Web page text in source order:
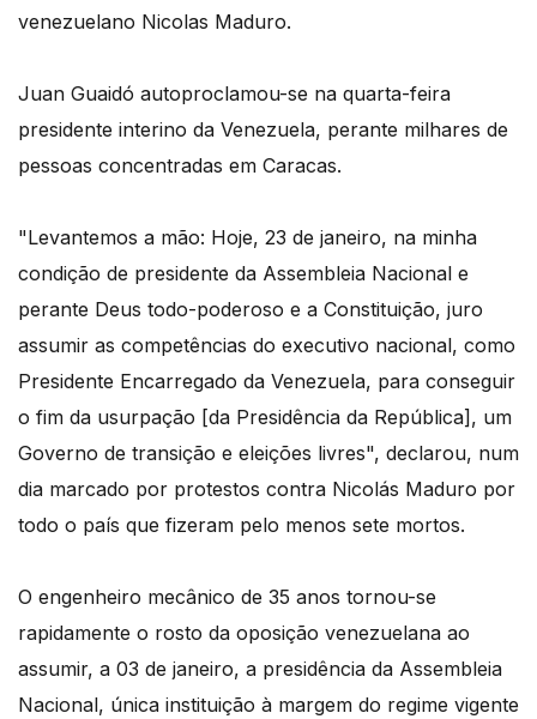
venezuelano Nicolas Maduro.
Juan Guaidó autoproclamou-se na quarta-feira
presidente interino da Venezuela, perante milhares de
pessoas concentradas em Caracas.
"Levantemos a mão: Hoje, 23 de janeiro, na minha
condição de presidente da Assembleia Nacional e
perante Deus todo-poderoso e a Constituição, juro
assumir as competências do executivo nacional, como
Presidente Encarregado da Venezuela, para conseguir
o fim da usurpação [da Presidência da República], um
Governo de transição e eleições livres", declarou, num
dia marcado por protestos contra Nicolás Maduro por
todo o país que fizeram pelo menos sete mortos.
O engenheiro mecânico de 35 anos tornou-se
rapidamente o rosto da oposição venezuelana ao
assumir, a 03 de janeiro, a presidência da Assembleia
Nacional, única instituição à margem do regime vigente